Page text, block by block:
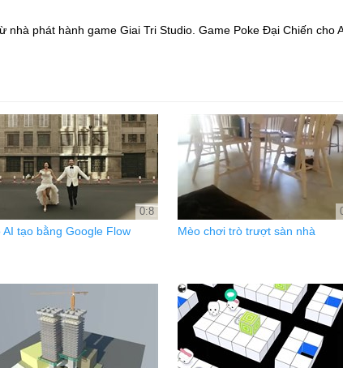
phát hành game Giai Tri Studio. Game Poke Đại Chiến cho
0:8
AI tạo bằng Google Flow Mèo chơi trò trượt sàn nhà